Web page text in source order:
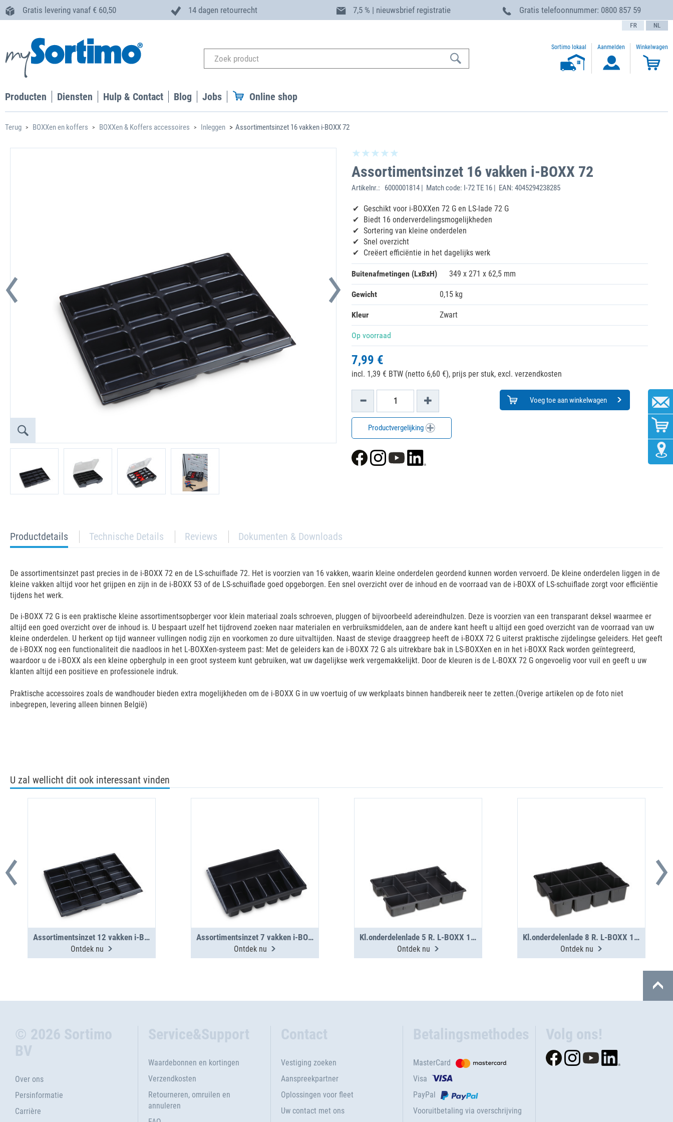
Gratis levering vanaf € 60,50 14 dagen retourrecht 7,5 % | nieuwsbrief registratie Gratis telefoonnummer: 0800 857 59
text.language
Sortimo lokaal Aanmelden Winkelwagen
Producten Diensten Hulp & Contact Blog Jobs Online shop
Terug BOXXen en koffers BOXXen & Koffers accessoires Inleggen Assortimentsinzet 16 vakken i-BOXX 72
Assortimentsinzet 16 vakken i-BOXX 72
Artikelnr.: 6000001814 | Match code: I-72 TE 16 | EAN: 4045294238285
Geschikt voor i-BOXXen 72 G en LS-lade 72 G
Biedt 16 onderverdelingsmogelijkheden
Sortering van kleine onderdelen
Snel overzicht
Creëert efficiëntie in het dagelijks werk
Buitenafmetingen (LxBxH) 349 x 271 x 62,5 mm
Gewicht 0,15 kg
Kleur Zwart
Op voorraad
7,99 €
incl. 1,39 € BTW (netto 6,60 €), prijs per stuk, excl. verzendkosten
Voeg toe aan winkelwagen
Productvergelijking
current
tab:
Productdetails Technische Details Reviews Dokumenten & Downloads
De assortimentsinzet past precies in de i-BOXX 72 en de LS-schuiflade 72. Het is voorzien van 16 vakken, waarin kleine onderdelen geordend kunnen worden vervoerd. De kleine onderdelen liggen in de
kleine vakken altijd voor het grijpen en zijn in de i-BOXX 53 of de LS-schuiflade goed opgeborgen. Een snel overzicht over de inhoud en de voorraad van de i-BOXX of LS-schuiflade zorgt voor efficiëntie
tijdens het werk.
De i-BOXX 72 G is een praktische kleine assortimentsopberger voor klein materiaal zoals schroeven, pluggen of bijvoorbeeld adereindhulzen. Deze is voorzien van een transparant deksel waarmee er
altijd een goed overzicht over de inhoud is. U bespaart uzelf het tijdrovend zoeken naar materialen en verbruiksmiddelen, aan de andere kant heeft u altijd een goed overzicht van de voorraad van uw
kleine onderdelen. U herkent op tijd wanneer vullingen nodig zijn en voorkomen zo dure uitvaltijden. Naast de stevige draaggreep heeft de i-BOXX 72 G uiterst praktische zijdelingse geleiders. Het geeft
de i-BOXX nog een functionaliteit die naadloos in het L-BOXXen-systeem past: Met de geleiders kan de i-BOXX 72 G als uitrekbare bak in LS-BOXXen en in het i-BOXX Rack worden geïntegreerd,
waardoor u de i-BOXX als een kleine opberghulp in een groot systeem kunt gebruiken, wat uw dagelijkse werk vergemakkelijkt. Door de kleuren is de L-BOXX 72 G ongevoelig voor vuil en geeft u uw
klanten altijd een positieve en professionele indruk.
Praktische accessoires zoals de wandhouder bieden extra mogelijkheden om de i-BOXX G in uw voertuig of uw werkplaats binnen handbereik neer te zetten.(Overige artikelen op de foto niet
inbegrepen, levering alleen binnen België)
U zal wellicht dit ook interessant vinden
Assortimentsinzet 12 vakken i-BOXX 72
Ontdek nu
Assortimentsinzet 7 vakken i-BOXX 72
Ontdek nu
Kl.onderdelenlade 5 R. L-BOXX 102 G4
Ontdek nu
Kl.onderdelenlade 8 R. L-BOXX 136 G4
Ontdek nu
© 2026 Sortimo
BV
Over ons
Persinformatie
Carrière
Service&Support
Waardebonnen en kortingen
Verzendkosten
Retourneren, omruilen en
annuleren
Contact
Vestiging zoeken
Aanspreekpartner
Oplossingen voor fleet
Uw contact met ons
Betalingsmethodes
MasterCard
Visa
PayPal
Vooruitbetaling via overschrijving
Volg ons!